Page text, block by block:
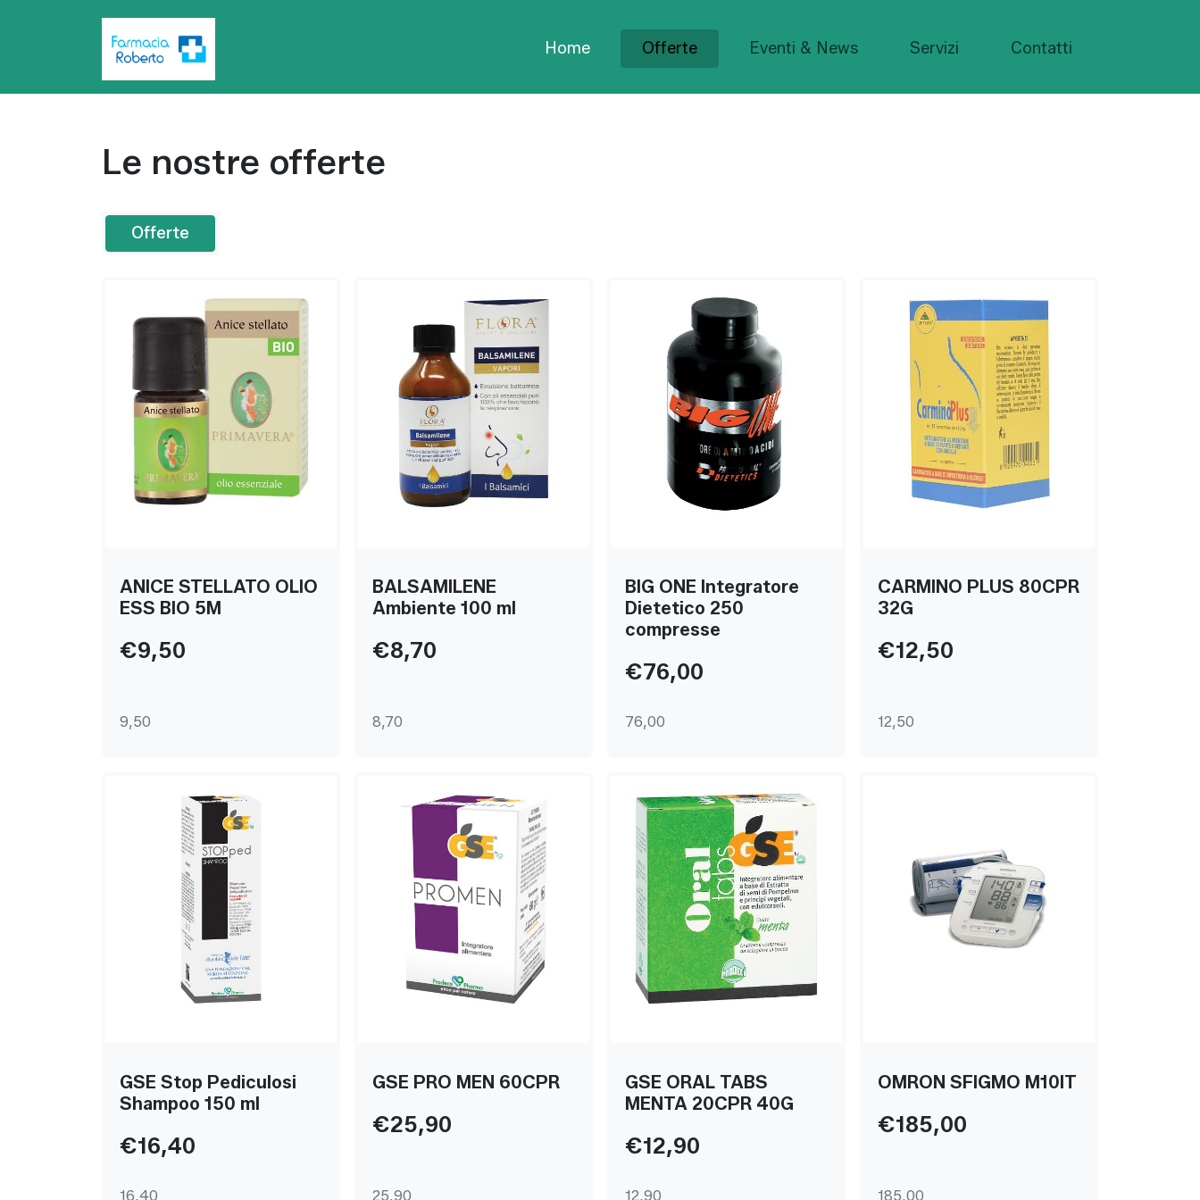
Home
Offerte Eventi & News Servizi Contatti
Le nostre offerte
Offerte
ANICE STELLATO OLIO
ESS BIO 5M
€9,50
9,50
BALSAMILENE
Ambiente 100 ml
€8,70
8,70
BIG ONE Integratore
Dietetico 250
compresse
€76,00
76,00
CARMINO PLUS 80CPR
32G
€12,50
12,50
GSE Stop Pediculosi
Shampoo 150 ml
€16,40
16,40
GSE PRO MEN 60CPR
€25,90
25,90
GSE ORAL TABS
MENTA 20CPR 40G
€12,90
12,90
OMRON SFIGMO M10IT
€185,00
185,00